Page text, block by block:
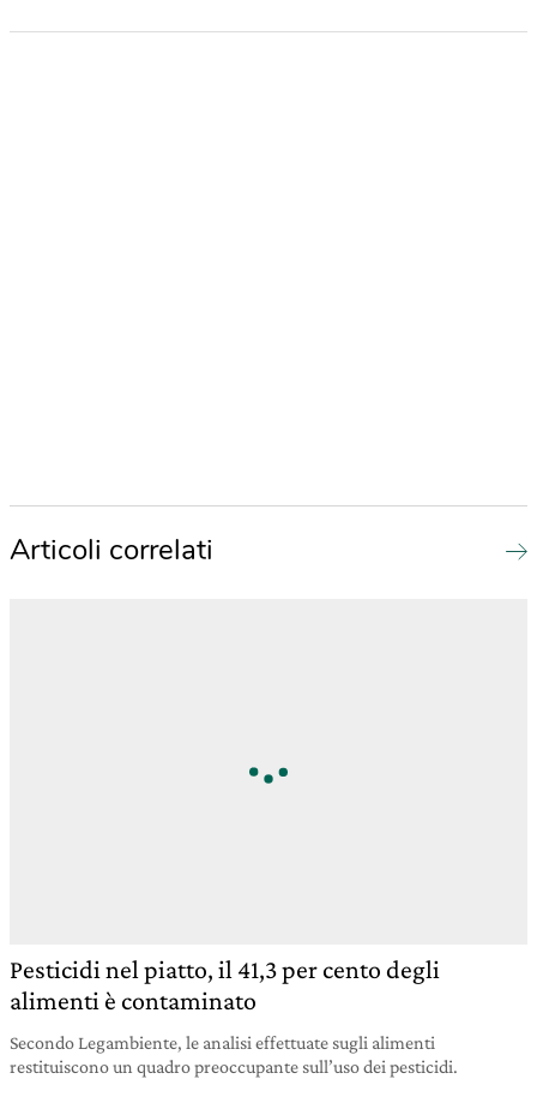
Articoli correlati
Pesticidi nel piatto, il 41,3 per cento degli
alimenti è contaminato
Secondo Legambiente, le analisi effettuate sugli alimenti
restituiscono un quadro preoccupante sull’uso dei pesticidi.